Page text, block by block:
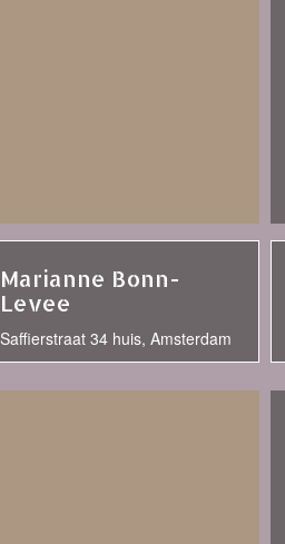
Marianne Bonn-
Levee
Saffierstraat 34 huis, Amsterdam